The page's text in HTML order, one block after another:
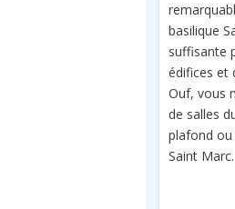
basilique
suffisante
édifices et
Ouf, vous
de salles
plafond ou
Saint Marc.